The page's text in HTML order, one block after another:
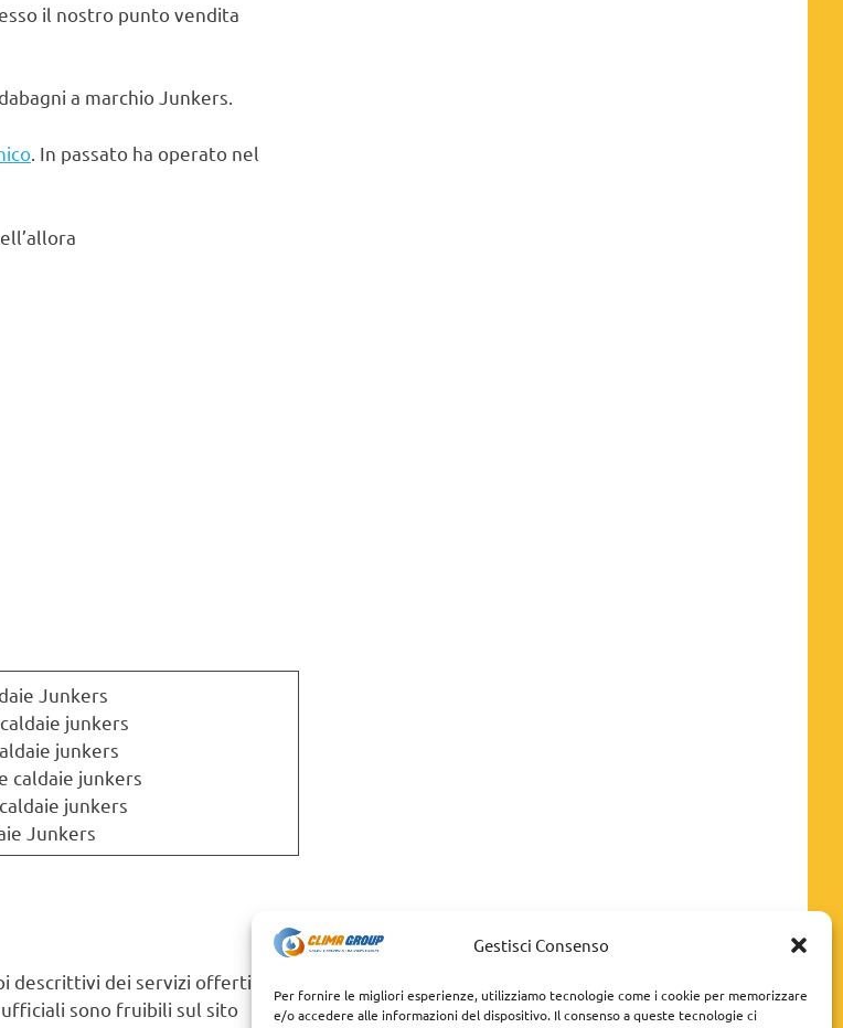
Gestisci Consenso
Per fornire le migliori esperienze, utilizziamo tecnologie come i cookie per memorizzare
e/o accedere alle informazioni del dispositivo. Il consenso a queste tecnologie ci
il nostro punto vendita
a marchio Junkers.
. In passato ha operato nel
Junkers
junkers
junkers
caldaie junkers
junkers
Junkers
descrittivi dei servizi offerti.
sono fruibili sul sito